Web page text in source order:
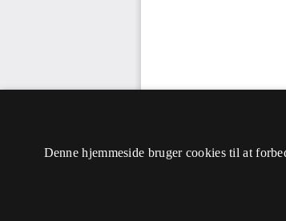
Denne hjemmeside bruger cookies til at